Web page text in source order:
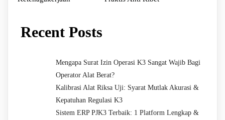
Recent Posts
Mengapa Surat Izin Operasi K3 Sangat Wajib Bagi
Operator Alat Berat?
Kalibrasi Alat Riksa Uji: Syarat Mutlak Akurasi &
Kepatuhan Regulasi K3
Sistem ERP PJK3 Terbaik: 1 Platform Lengkap &